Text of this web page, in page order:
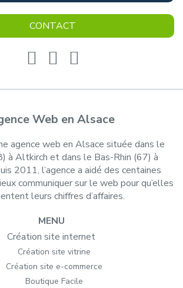
CONTACT
Web en Alsace
agence web en Alsace située dans le
à Altkirch et dans le Bas-Rhin (67) à
2011, l’agence a aidé des centaines
communiquer sur le web pour qu’elles
leurs chiffres d’affaires.
MENU
Création site internet
Création site vitrine
Création site e-commerce
Boutique Facile